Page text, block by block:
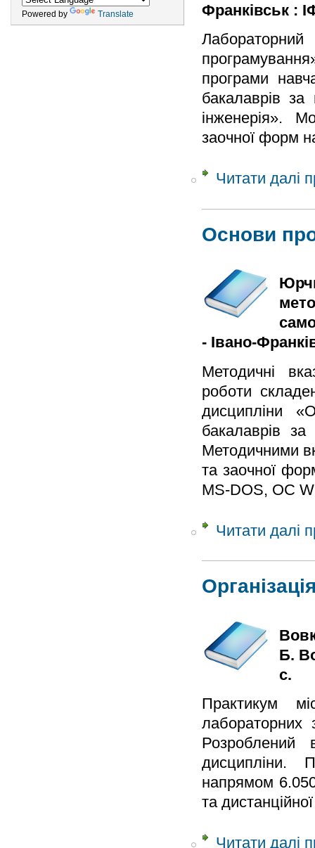
Powered by Translate
Франківськ :
програми
бакалаврів
інженерія».
заочної форм
Читати далі
Основи
- Івано-
Методичні
роботи
дисципліни
бакалаврів
Методичними
та заочної
MS-DOS, ОС
Читати далі
Б.
с.
Практикум
лабораторних
Розроблений
дисципліни.
напрямом
та
Читати далі